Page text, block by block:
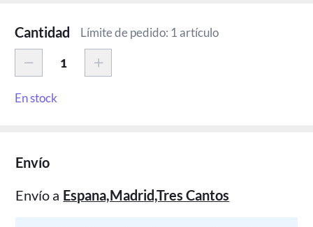
Cantidad Límite de pedido: 1 artículo
En stock
Envío
Envío a Espana,Madrid,Tres Cantos